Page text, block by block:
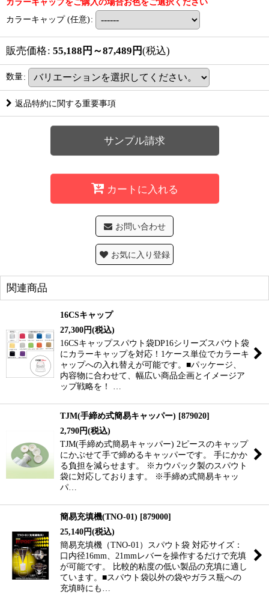
カラーキャップをご購入の場合お色をご選択ください
カラーキャップ(任意):
販売価格: 55,188 円 ～87,489 円(税込)
数量:
返品特約に関する重要事項
サンプル請求
カートに入れる
お問い合わせ
お気に入り登録
関連商品
16CSキャップ
27,300円(税込)
16CSキャップスパウト袋DP16シリーズスパウト袋
にカラーキャップを対応！1ケース単位でカラーキ
ャップへの入れ替えが可能です。■パッケージ、
内容物に合わせて、幅広い商品企画とイメージア
ップ戦略を！ …
TJM(手締め式簡易キャッパー) [879020]
2,790円(税込)
TJM(手締め式簡易キャッパー) 2ピースのキャップ
にかぶせて手で締めるキャッパーです。 手にかか
る負担を減らせます。 ※カウパック製のスパウト
袋に対応しております。 ※手締め式簡易キャッ
パ…
簡易充填機(TNO-01) [879000]
25,140円(税込)
簡易充填機（TNO-01）スパウト袋 対応サイズ：
口内径16mm、21mmレバーを操作するだけで充填
が可能です。 比較的粘度の低い製品の充填に適し
ています。■スパウト袋以外の袋やガラス瓶への
充填時にも…